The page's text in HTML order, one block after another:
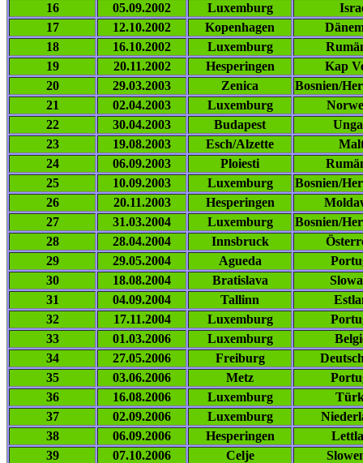
16
05.09.2002 Luxemburg
17
12.10.2002 Kopenhagen
18
16.10.2002 Luxemburg
19
20.11.2002 Hesperingen
Kap
20
29.03.2003 Zenica
Bosnien/
21
02.04.2003 Luxemburg
22
30.04.2003 Budapest
23
19.08.2003 Esch/Alzette
24
06.09.2003 Ploiesti
25
10.09.2003 Luxemburg
Bosnien/
26
20.11.2003 Hesperingen
27
31.03.2004 Luxemburg
Bosnien/
28
28.04.2004 Innsbruck
29
29.05.2004 Agueda
30
18.08.2004 Bratislava
31
04.09.2004 Tallinn
32
17.11.2004 Luxemburg
33
01.03.2006 Luxemburg
34
27.05.2006 Freiburg
35
03.06.2006 Metz
36
16.08.2006 Luxemburg
37
02.09.2006 Luxemburg
38
06.09.2006 Hesperingen
39
07.10.2006 Celje